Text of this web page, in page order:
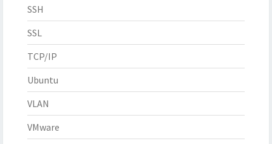
SSH
SSL
TCP/IP
Ubuntu
VLAN
VMware